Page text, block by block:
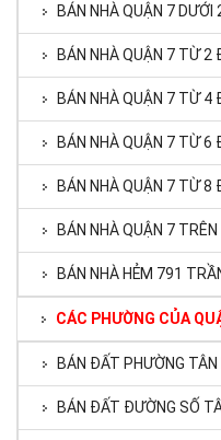
BÁN NHÀ QUẬN 7 DƯỚI
BÁN NHÀ QUẬN 7 TỪ 2
BÁN NHÀ QUẬN 7 TỪ 4
BÁN NHÀ QUẬN 7 TỪ 6
BÁN NHÀ QUẬN 7 TỪ 8
BÁN NHÀ QUẬN 7
BÁN NHÀ HẺM 791
CÁC PHƯỜNG CỦA
BÁN ĐẤT PHƯỜNG TÂN
BÁN ĐẤT ĐƯỜNG SỐ